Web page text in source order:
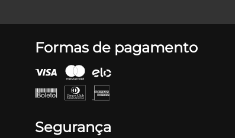
Formas de pagamento
Segurança